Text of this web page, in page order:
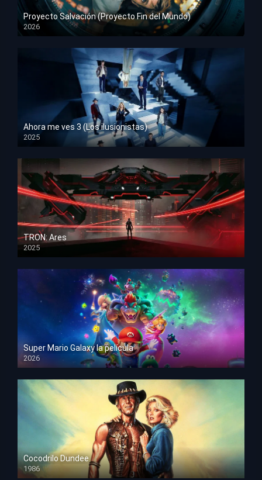
Proyecto Salvación (Proyecto Fin del Mundo)
2026
HD 1080p
Ahora me ves 3 (Los ilusionistas)
2025
HD 1080p
TRON: Ares
2025
HD 1080p
Super Mario Galaxy la película
2026
HD 1080p
Cocodrilo Dundee
1986
HD 1080p